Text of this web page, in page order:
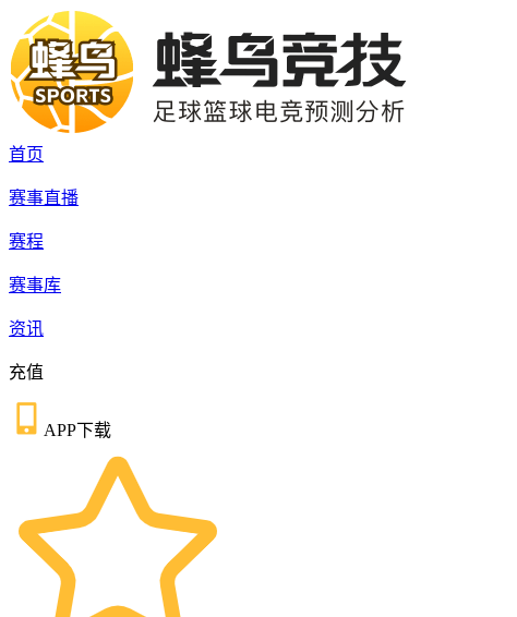
首页
赛事直播
赛程
赛事库
资讯
充值
APP下载